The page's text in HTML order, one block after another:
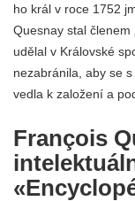
ho král v roce 1752
Quesnay stal členem
udělal v Královské
nezabránila, aby se
vedla k založení a
François